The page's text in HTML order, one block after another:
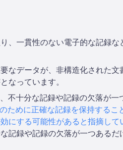
、一貫性のない電子的な記録な
なデータが、非構造化された文
なっています。
不十分な記録や記録の欠落が一
ために正確な記録を保持するこ
にする可能性があると指摘して
記録や記録の欠落が一つあるだ